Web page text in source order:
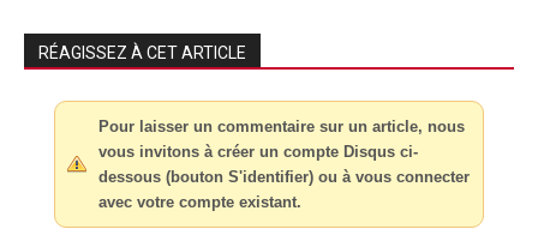
RÉAGISSEZ À CET ARTICLE
Pour laisser un commentaire sur un article, nous
vous invitons à créer un compte Disqus ci-
dessous (bouton S'identifier) ou à vous connecter
avec votre compte existant.